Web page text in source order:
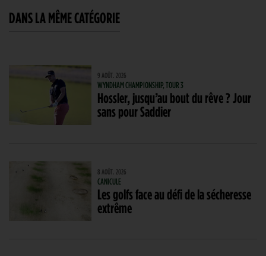
DANS LA MÊME CATÉGORIE
9 AOÛT. 2026
WYNDHAM CHAMPIONSHIP, TOUR 3
Hossler, jusqu’au bout du rêve ? Jour
sans pour Saddier
8 AOÛT. 2026
CANICULE
Les golfs face au défi de la sécheresse
extrême